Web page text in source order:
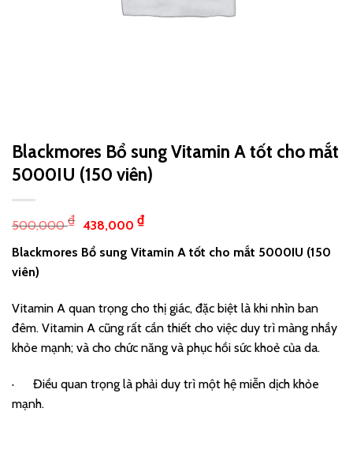
Blackmores Bổ sung Vitamin A tốt cho mắt
5000IU (150 viên)
500,000₫ 438,000 ₫
Blackmores Bổ sung Vitamin A tốt cho mắt 5000IU (150
viên)
Vitamin A quan trọng cho thị giác, đặc biệt là khi nhìn ban
đêm. Vitamin A cũng rất cần thiết cho việc duy trì màng nhầy
khỏe mạnh; và cho chức năng và phục hồi sức khoẻ của da.
· Điều quan trọng là phải duy trì một hệ miễn dịch khỏe
mạnh.